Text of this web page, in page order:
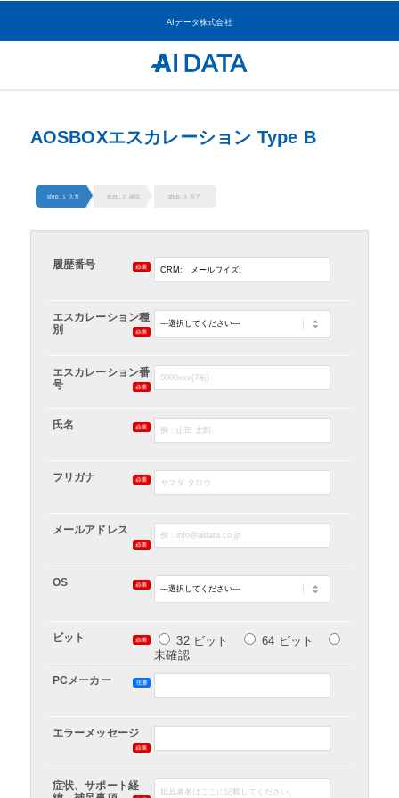
AIデータ株式会社
AOSBOXエスカレーション Type B
step.１ 入力 step.２ 確認 step.３ 完了
履歴番号
エスカレーション種
別
エスカレーション番
号
氏名
フリガナ
メールアドレス
OS
ビット 32 ビット
64 ビット
未確認
PCメーカー
エラーメッセージ
症状、サポート経